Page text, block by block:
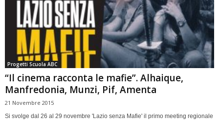
Progetti Scuola ABC
“Il cinema racconta le mafie”. Alhaique,
Manfredonia, Munzi, Pif, Amenta
21 Novembre 2015
Si svolge dal 26 al 29 novembre 'Lazio senza Mafie' il primo meeting regionale